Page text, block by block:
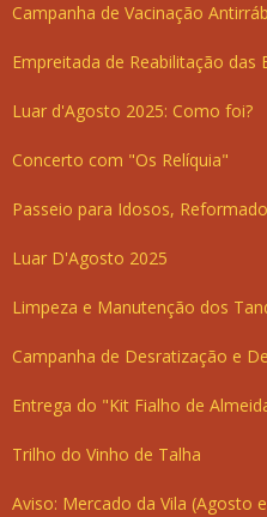
Campanha de Vacinação
Empreitada de Reabilitação das
Luar d'Agosto 2025: Como foi?
Concerto com "Os Relíquia"
Passeio para Idosos,
Luar D'Agosto 2025
Limpeza e Manutenção dos
Campanha de Desratização e
Entrega do "Kit Fialho de
Trilho do Vinho de Talha
Aviso: Mercado da Vila (Agosto